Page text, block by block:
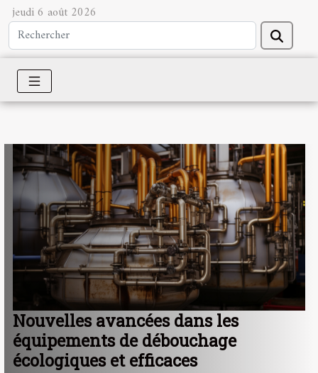
jeudi 6 août 2026
Nouvelles avancées dans les
équipements de débouchage
écologiques et efficaces